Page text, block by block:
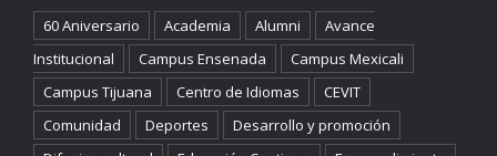
60 Aniversario Academia Alumni
Avance
Institucional
Campus Ensenada
Campus Mexicali
Campus Tijuana
Centro de Idiomas
CEVIT
Comunidad
Deportes
Desarrollo y promoción